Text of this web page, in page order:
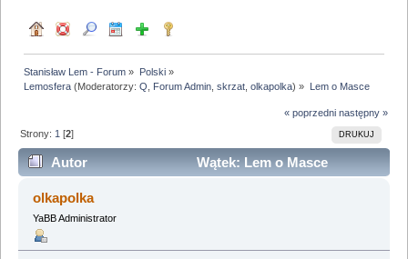
Stanisław Lem - Forum » Polski»
Lemosfera (Moderatorzy:Q Forum Admin ,skrzat ,olkapolka) » Lem o Masce
« poprzedni następny »
DRUKUJ
Strony: 1 [2]
Autor
Wątek: Lem o Masce
(Przeczytany 103033 razy)
olkapolka
YaBB Administrator